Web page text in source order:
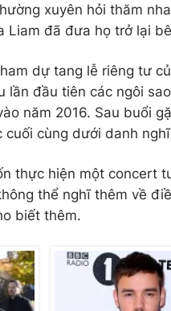
xuyên hỏi thăm
Liam đã đưa họ trở lại
dự tang lễ riêng tư
lần đầu tiên các ngôi
năm 2016. Sau buổi
cuối cùng dưới danh
thực hiện một concert
thể nghĩ thêm về
biết thêm.